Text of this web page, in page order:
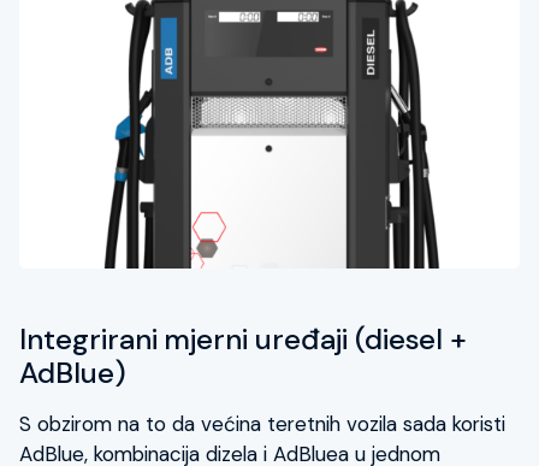
Integrirani mjerni uređaji (diesel +
AdBlue)
S obzirom na to da većina teretnih vozila sada koristi
AdBlue, kombinacija dizela i AdBluea u jednom